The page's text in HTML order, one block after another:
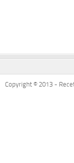
Copyright © 2013 -